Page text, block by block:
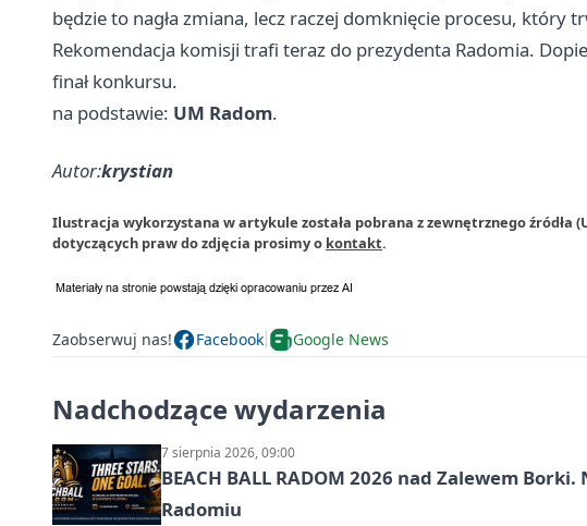
będzie to nagła zmiana, lecz raczej domknięcie procesu, który
Rekomendacja komisji trafi teraz do prezydenta Radomia.
finał konkursu.
na podstawie: UM Radom.
Autor:krystian
Ilustracja wykorzystana w artykule została pobrana z zewnętrznego źródła
dotyczących praw do zdjęcia prosimy o kontakt.
Zaobserwuj nas! Facebook Google News
Nadchodzące wydarzenia
7 sierpnia 2026, 09:00
BEACH BALL RADOM 2026 nad Zalewem
Radomiu